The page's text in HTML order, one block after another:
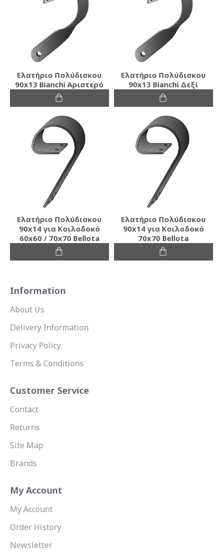
Ελατήριο Πολύδισκου
90x13 Bianchi Αριστερό
Ελατήριο Πολύδισκου
90x13 Bianchi Δεξί
Ελατήριο Πολύδισκου
90x14 για Κοιλοδοκό
60x60 / 70x70 Bellota
Ελατήριο Πολύδισκου
90x14 για Κοιλοδοκό
70x70 Bellota
Information
About Us
Delivery Information
Privacy Policy
Terms & Conditions
Customer Service
Contact
Returns
Site Map
Brands
My Account
My Account
Order History
Newsletter